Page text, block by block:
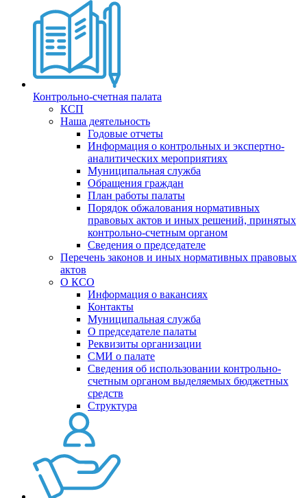
Контрольно-счетная палата
КСП
Наша деятельность
Годовые отчеты
Информация о контрольных и экспертно-
аналитических мероприятиях
Муниципальная служба
Обращения граждан
План работы палаты
Порядок обжалования нормативных
правовых актов и иных решений, принятых
контрольно-счетным органом
Сведения о председателе
Перечень законов и иных нормативных правовых
актов
О КСО
Информация о вакансиях
Контакты
Муниципальная служба
О председателе палаты
Реквизиты организации
СМИ о палате
Сведения об использовании контрольно-
счетным органом выделяемых бюджетных
средств
Структура